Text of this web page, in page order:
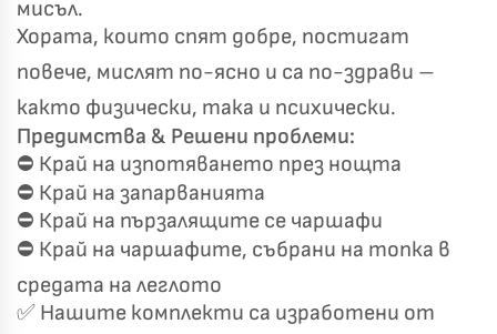
мисъл.
Хората, които спят добре, постигат
повече, мислят по-ясно и са по-здрави –
както физически, така и психически.
Предимства & Решени проблеми:
⛔ Край на изпотяването през нощта
⛔ Край на запарванията
⛔ Край на пързалящите се чаршафи
⛔ Край на чаршафите, събрани на топка в
средата на леглото
✅ Нашите комплекти са изработени от